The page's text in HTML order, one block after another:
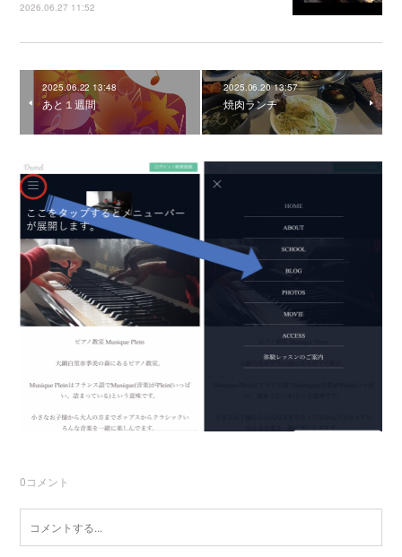
2026.06.27 11:52
2025.06.22 13:48
あと１週間
2025.06.20 13:57
焼肉ランチ
0コメント